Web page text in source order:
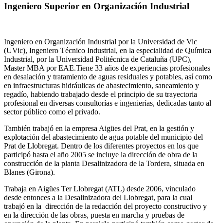
Ingeniero Superior en Organización Industrial
Ingeniero en Organización Industrial por la Universidad de Vic
(UVic), Ingeniero Técnico Industrial, en la especialidad de Química
Industrial, por la Universidad Politécnica de Cataluña (UPC),
Master MBA por EAE.Tiene 33 años de experiencias profesionales
en desalación y tratamiento de aguas residuales y potables, así como
en infraestructuras hidráulicas de abastecimiento, saneamiento y
regadío, habiendo trabajado desde el principio de su trayectoria
profesional en diversas consultorías e ingenierías, dedicadas tanto al
sector público como el privado.
También trabajó en la empresa Aigües del Prat, en la gestión y
explotación del abastecimiento de agua potable del municipio del
Prat de Llobregat. Dentro de los diferentes proyectos en los que
participó hasta el año 2005 se incluye la dirección de obra de la
construcción de la planta Desalinizadora de la Tordera, situada en
Blanes (Girona).
Trabaja en Aigües Ter Llobregat (ATL) desde 2006, vinculado
desde entonces a la Desalinizadora del Llobregat, para la cual
trabajó en la dirección de la redacción del proyecto constructivo y
en la dirección de las obras, puesta en marcha y pruebas de